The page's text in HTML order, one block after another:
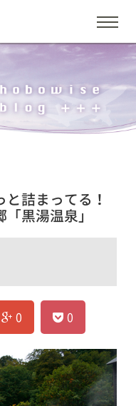
と詰まってる！
黒湯温泉」
0 0